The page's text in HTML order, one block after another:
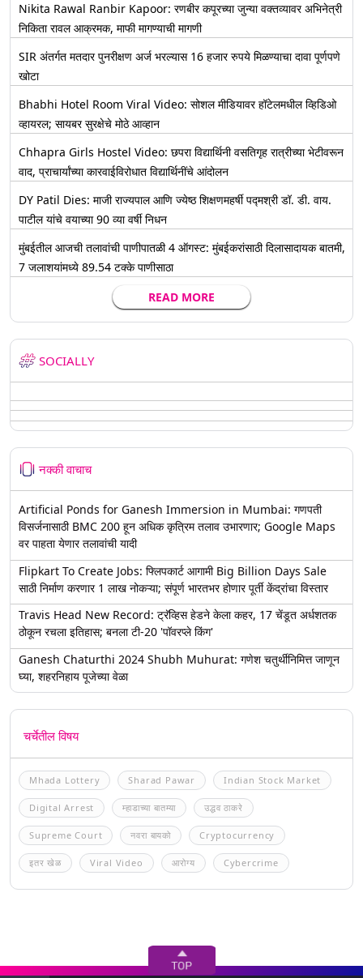
Nikita Rawal Ranbir Kapoor: रणबीर कपूरच्या जुन्या वक्तव्यावर अभिनेत्री
निकिता रावल आक्रमक, माफी मागण्याची मागणी
SIR अंतर्गत मतदार पुनरीक्षण अर्ज भरल्यास 16 हजार रुपये मिळण्याचा दावा पूर्णपणे
खोटा
Bhabhi Hotel Room Viral Video: सोशल मीडियावर हॉटेलमधील व्हिडिओ
व्हायरल; सायबर सुरक्षेचे मोठे आव्हान
Chhapra Girls Hostel Video: छपरा विद्यार्थिनी वसतिगृह रात्रीच्या भेटीवरून
वाद, प्राचार्यांच्या कारवाईविरोधात विद्यार्थिनींचे आंदोलन
DY Patil Dies: माजी राज्यपाल आणि ज्येष्ठ शिक्षणमहर्षी पद्मश्री डॉ. डी. वाय.
पाटील यांचे वयाच्या 90 व्या वर्षी निधन
मुंबईतील आजची तलावांची पाणीपातळी 4 ऑगस्ट: मुंबईकरांसाठी दिलासादायक बातमी,
7 जलाशयांमध्ये 89.54 टक्के पाणीसाठा
READ MORE
SOCIALLY
नक्की वाचाच
Artificial Ponds for Ganesh Immersion in Mumbai: गणपती
विसर्जनासाठी BMC 200 हून अधिक कृत्रिम तलाव उभारणार; Google Maps
वर पाहता येणार तलावांची यादी
Flipkart To Create Jobs: फ्लिपकार्ट आगामी Big Billion Days Sale
साठी निर्माण करणार 1 लाख नोकऱ्या; संपूर्ण भारतभर होणार पूर्ती केंद्रांचा विस्तार
Travis Head New Record: ट्रॅव्हिस हेडने केला कहर, 17 चेंडूत अर्धशतक
ठोकून रचला इतिहास; बनला टी-20 'पॉवरप्ले किंग'
Ganesh Chaturthi 2024 Shubh Muhurat: गणेश चतुर्थीनिमित्त जाणून
घ्या, शहरनिहाय पूजेच्या वेळा
चर्चेतील विषय
Mhada Lottery Sharad Pawar Indian Stock Market
Digital Arrest म्हाडाच्या बातम्या उद्धव ठाकरे
Supreme Court नवरा बायको Cryptocurrency
इतर खेळ Viral Video आरोग्य Cybercrime